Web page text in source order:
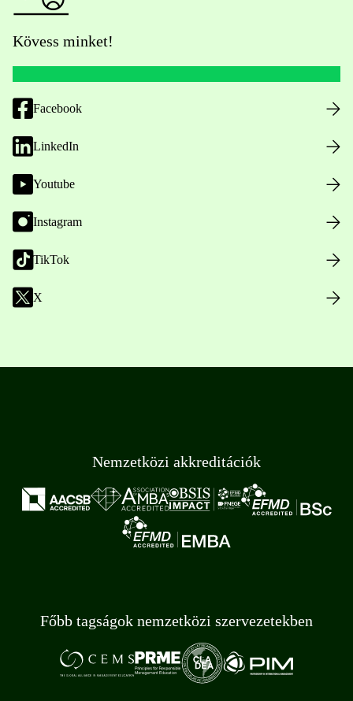
Kövess minket!
Facebook
LinkedIn
Youtube
Instagram
TikTok
X
Nemzetközi akkreditációk
Főbb tagságok nemzetközi szervezetekben